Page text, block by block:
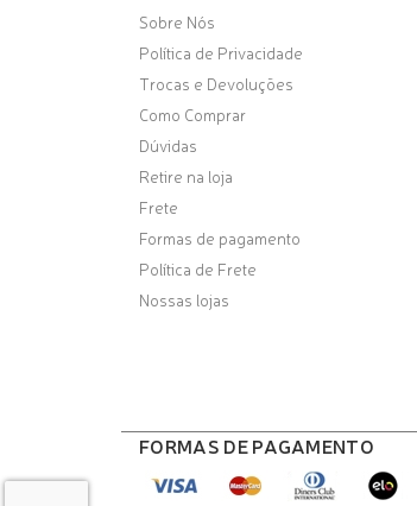
Sobre Nós
Política de Privacidade
Trocas e Devoluções
Como Comprar
Dúvidas
Retire na loja
Frete
Formas de pagamento
Política de Frete
Nossas lojas
FORMAS DE PAGAMENTO